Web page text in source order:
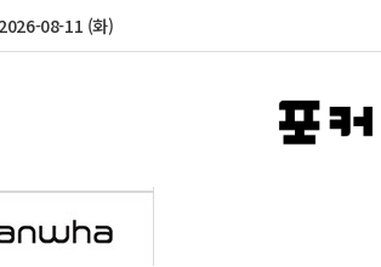
2026-08-11 (화)